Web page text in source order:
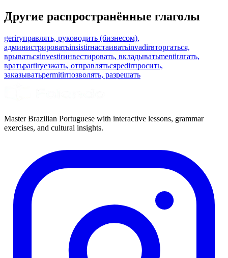
Другие распространённые глаголы
gerirуправлять, руководить (бизнесом),
администрироватьinsistirнастаиватьinvadirвторгаться,
врыватьсяinvestirинвестировать, вкладыватьmentirлгать,
вратьpartirуезжать, отправлятьсяpedirпросить,
заказыватьpermitirпозволять, разрешать
Master Brazilian Portuguese with interactive lessons, grammar
exercises, and cultural insights.